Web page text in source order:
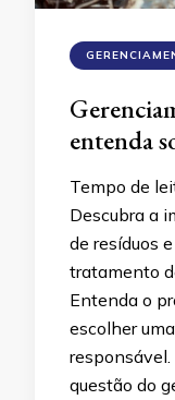
entenda
Tempo de
Descubra a
de resíduos
tratamento
Entenda o
escolher
questão do